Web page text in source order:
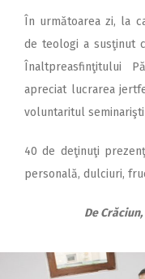
În următoarea zi, la
de teologi a susţinut
Înaltpreasfinţitului
apreciat lucrarea
voluntaritul
40 de deţinuţi
personală, dulciuri,
De